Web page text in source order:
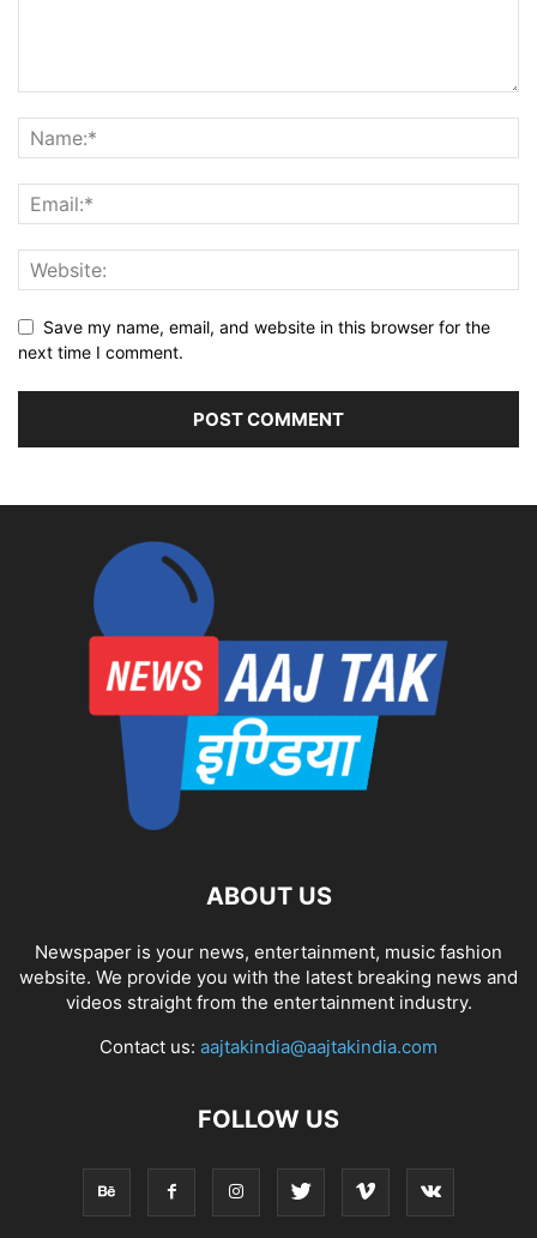
Save my name, email, and website in this browser for the
next time I comment.
ABOUT US
Newspaper is your news, entertainment, music fashion
website. We provide you with the latest breaking news and
videos straight from the entertainment industry.
Contact us: aajtakindia@aajtakindia.com
FOLLOW US